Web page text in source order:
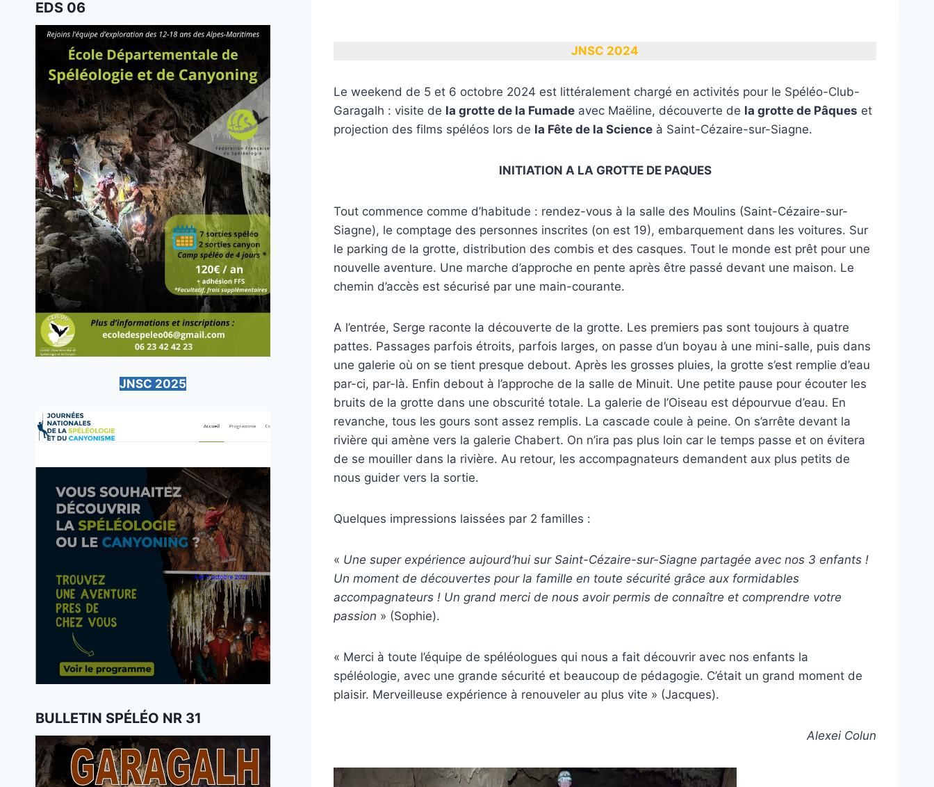
JNSC 2024
Le weekend de 5 et 6 octobre 2024 est littéralement chargé en activités pour le Spéléo-Club-
Garagalh : visite de la grotte de la Fumade avec Maëline, découverte de la grotte de Pâques et
projection des films spéléos lors de la Fête de la Science à Saint-Cézaire-sur-Siagne.
INITIATION A LA GROTTE DE PAQUES
Tout commence comme d’habitude : rendez-vous à la salle des Moulins (Saint-Cézaire-sur-
Siagne), le comptage des personnes inscrites (on est 19), embarquement dans les voitures. Sur
le parking de la grotte, distribution des combis et des casques. Tout le monde est prêt pour une
nouvelle aventure. Une marche d’approche en pente après être passé devant une maison. Le
chemin d’accès est sécurisé par une main-courante.
A l’entrée, Serge raconte la découverte de la grotte. Les premiers pas sont toujours à quatre
pattes. Passages parfois étroits, parfois larges, on passe d’un boyau à une mini-salle, puis dans
une galerie où on se tient presque debout. Après les grosses pluies, la grotte s’est remplie d’eau
par-ci, par-là. Enfin debout à l’approche de la salle de Minuit. Une petite pause pour écouter les
bruits de la grotte dans une obscurité totale. La galerie de l’Oiseau est dépourvue d’eau. En
revanche, tous les gours sont assez remplis. La cascade coule à peine. On s’arrête devant la
rivière qui amène vers la galerie Chabert. On n’ira pas plus loin car le temps passe et on évitera
de se mouiller dans la rivière. Au retour, les accompagnateurs demandent aux plus petits de
nous guider vers la sortie.
Quelques impressions laissées par 2 familles :
« Une super expérience aujourd’hui sur Saint-Cézaire-sur-Siagne partagée avec nos 3 enfants !
Un moment de découvertes pour la famille en toute sécurité grâce aux formidables
accompagnateurs ! Un grand merci de nous avoir permis de connaître et comprendre votre
passion » (Sophie).
« Merci à toute l’équipe de spéléologues qui nous a fait découvrir avec nos enfants la
spéléologie, avec une grande sécurité et beaucoup de pédagogie. C’était un grand moment de
plaisir. Merveilleuse expérience à renouveler au plus vite » (Jacques).
Alexei Colun
EDS 06
JNSC 2025
BULLETIN SPÉLÉO NR 31